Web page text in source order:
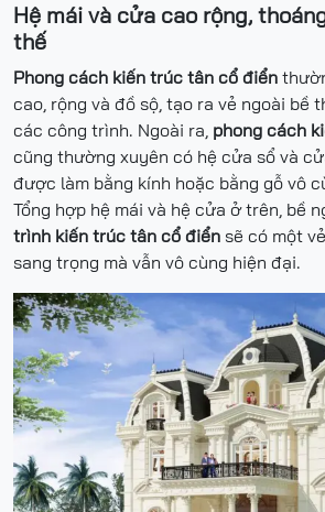
Hệ mái và cửa cao rộng,
thế
Phong cách kiến trúc tân cổ điển
cao, rộng và đồ sộ, tạo ra vẻ ngoài bề
các công trình. Ngoài ra, phong cách
cũng thường xuyên có hệ cửa sổ và
được làm bằng kính hoặc bằng gỗ vô
Tổng hợp hệ mái và hệ cửa ở trên, bề
trình kiến trúc tân cổ điển sẽ có một
sang trọng mà vẫn vô cùng hiện đại.